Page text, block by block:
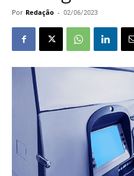
Por Redação - 02/06/2023